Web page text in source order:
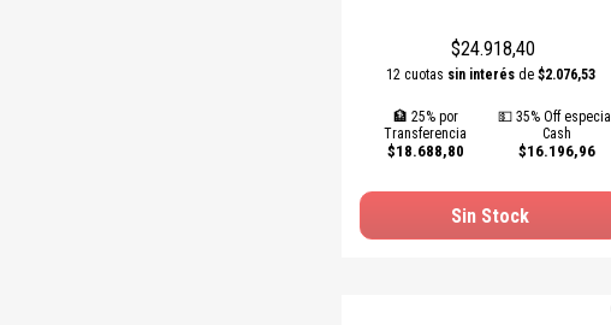
$24.918,40
12 cuotas sin interésde $2.076,53
🏦 25% por
Transferencia
$18.688,80
💵 35% Off especial
Cash
$16.196,96
Sin Stock